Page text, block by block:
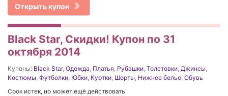
Открыть купон
Black Star, Скидки! Купон по 31
октября 2014
Купоны: Black Star, Одежда, Платья, Рубашки, Толстовки, Джинсы,
Костюмы, Футболки, Юбки, Куртки, Шорты, Нижнее белье, Обувь
Срок истек, но может ещё действовать